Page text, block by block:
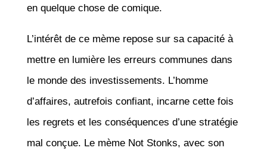
en quelque chose de comique.
L’intérêt de ce mème repose sur sa capacité à
mettre en lumière les erreurs communes dans
le monde des investissements. L’homme
d’affaires, autrefois confiant, incarne cette fois
les regrets et les conséquences d’une stratégie
mal conçue. Le mème Not Stonks, avec son